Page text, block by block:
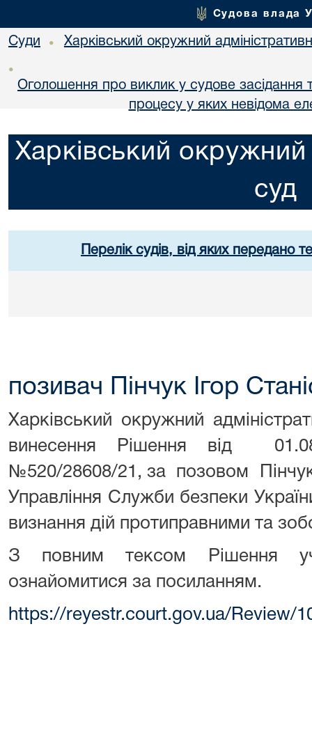
Судова влада
Суди • Харківський окружний
•
Оголошення про виклик у судове засідання
процесу у яких невідома
Харківський окружний
суд
Перелік судів, від яких передано
позивач Пінчук Ігор
Харківський окружний
винесення Рішення від
№520/28608/21, за позовом
Управління Служби безпеки
визнання дій протиправними та
З повним тексом Рішення
ознайомитися за посиланням.
https://reyestr.court.gov.ua/Review/